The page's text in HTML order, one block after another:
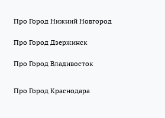
Про Город Нижний Новгород
Про Город Дзержинск
Про Город Владивосток
Про Город Краснодара